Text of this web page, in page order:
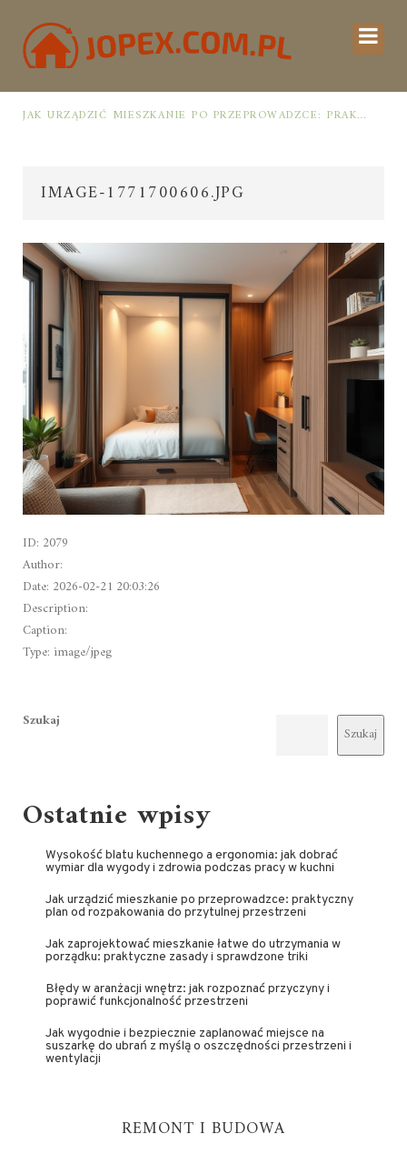
JAK URZĄDZIĆ MIESZKANIE PO PRZEPROWADZCE: PRAKTYCZNY PLAN OD ROZPAKOWANIA DO PRZYTULNEJ PRZESTRZENI
IMAGE-1771700606.JPG
ID: 2079
Author:
Date: 2026-02-21 20:03:26
Description:
Caption:
Type: image/jpeg
Szukaj
Szukaj
Ostatnie wpisy
Wysokość blatu kuchennego a ergonomia: jak dobrać
wymiar dla wygody i zdrowia podczas pracy w kuchni
Jak urządzić mieszkanie po przeprowadzce: praktyczny
plan od rozpakowania do przytulnej przestrzeni
Jak zaprojektować mieszkanie łatwe do utrzymania w
porządku: praktyczne zasady i sprawdzone triki
Błędy w aranżacji wnętrz: jak rozpoznać przyczyny i
poprawić funkcjonalność przestrzeni
Jak wygodnie i bezpiecznie zaplanować miejsce na
suszarkę do ubrań z myślą o oszczędności przestrzeni i
wentylacji
REMONT I BUDOWA